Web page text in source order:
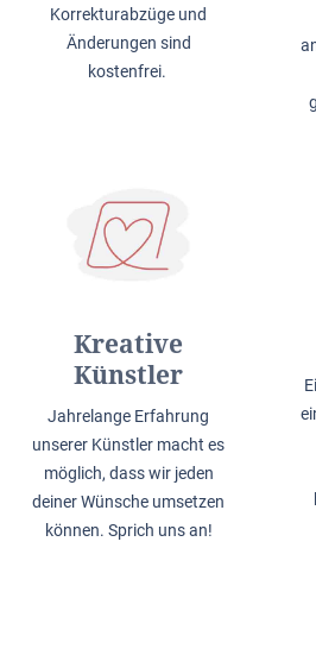
Korrekturabzüge und
Änderungen sind
kostenfrei.
Kreative
Künstler
Jahrelange Erfahrung
unserer Künstler macht es
möglich, dass wir jeden
deiner Wünsche umsetzen
können. Sprich uns an!